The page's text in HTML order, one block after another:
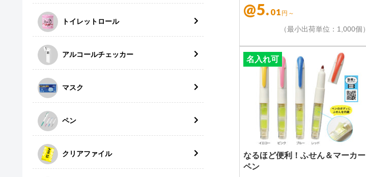
@5. 01 円～
（最小出荷単位：1,000個）
名入れ可
なるほど便利！ふせん＆マーカー
ペン
トイレットロール
アルコールチェッカー
マスク
ペン
クリアファイル